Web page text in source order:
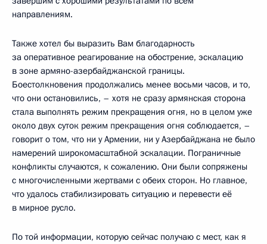
направлениям.
Также хотел бы выразить Вам благодарность
за оперативное реагирование на обострение, эскалацию
в зоне армяно-азербайджанской границы.
Боестолкновения продолжались менее восьми часов, и то,
что они остановились, – хотя не сразу армянская сторона
стала выполнять режим прекращения огня, но в целом уже
около двух суток режим прекращения огня соблюдается, –
говорит о том, что ни у Армении, ни у Азербайджана не было
намерений широкомасштабной эскалации. Пограничные
конфликты случаются, к сожалению. Они были сопряжены
с многочисленными жертвами с обеих сторон. Но главное,
что удалось стабилизировать ситуацию и перевести её
в мирное русло.
По той информации, которую сейчас получаю с мест, как я